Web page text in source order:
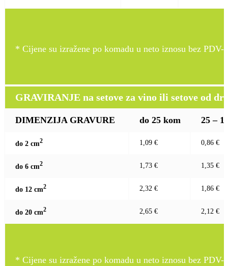
* Cijene su izražene po komadu u neto iznosu bez PDV-
GRAVIRANJE na setove za vino ili setove od
DIMENZIJA GRAVURE do 25 kom 25 –
do 2 cm2 1,09 € 0,86 €
do 6 cm2 1,73 € 1,35 €
do 12 cm2 2,32 € 1,86 €
do 20 cm2 2,65 € 2,12 €
* Cijene su izražene po komadu u neto iznosu bez PDV-